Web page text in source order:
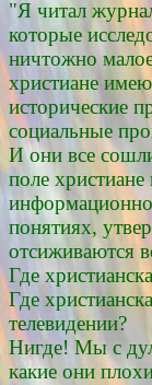
"Я читал
которые
ничтожно
христиане
исторические
социальные
И они все
поле
понятиях,
отсиживаются
Где
Где
телевидении?
Нигде! Мы с
какие они